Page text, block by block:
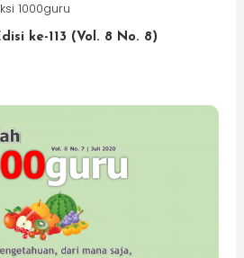
1000guru
ke-113 (Vol. 8 No. 8)